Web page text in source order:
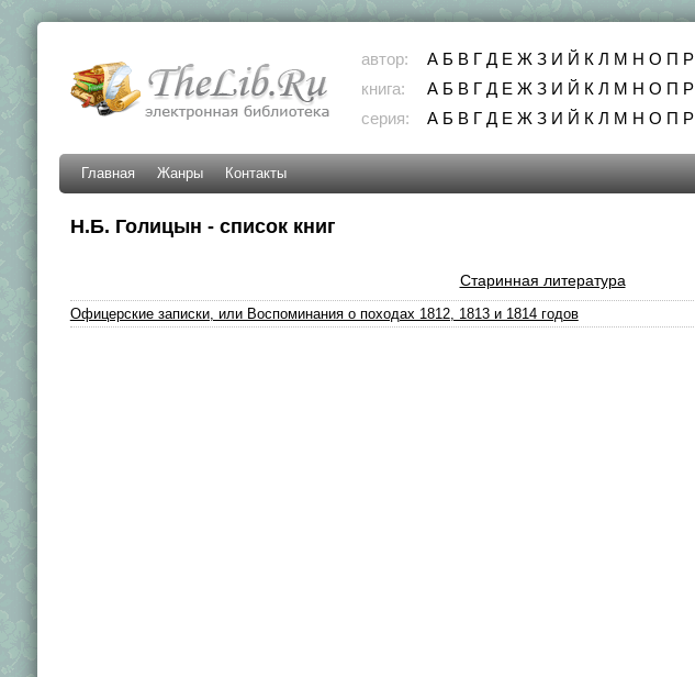
автор: А Б В Г Д Е Ж З И Й К Л М Н О П Р
книга:
А Б В Г Д Е Ж З И Й К Л М Н О П Р
серия:
А Б В Г Д Е Ж З И Й К Л М Н О П Р
Главная Жанры Контакты
Н.Б. Голицын - список книг
Старинная литература
Офицерские записки, или Воспоминания о походах 1812, 1813 и 1814 годов